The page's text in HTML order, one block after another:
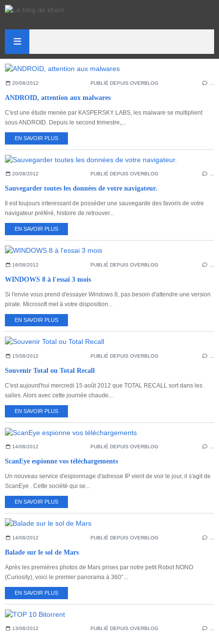
20/08/2012 PUBLIÉ DEPUIS OVERBLOG
ANDROID, attention aux malwares
C'est une étude menée par KASPERSKY LABS, les malware se multiplient
sous ANDROID. Depuis le second trimestre,...
EN SAVOIR PLUS
20/08/2012 PUBLIÉ DEPUIS OVERBLOG …
Sauvegarder toutes les données de votre navigateur.
Il est toujours interessant de posséder une sauvegarde des favoris de votre
navigateur préféré, histoire de retrouver...
EN SAVOIR PLUS
16/08/2012 PUBLIÉ DEPUIS OVERBLOG
WINDOWS 8 à l'essai 3 mois
Si l'envie vous prend d'essayer Windows 8, pas besoin d'attendre une version
pirate. Microsoft met à votre disposition...
EN SAVOIR PLUS
15/08/2012 PUBLIÉ DEPUIS OVERBLOG
Souvenir Total ou Total Recall
C'est aujourd'hui mercredi 15 août 2012 que TOTAL RECALL sort dans les
salles. Alors avec cette journée chaude...
EN SAVOIR PLUS
14/08/2012 PUBLIÉ DEPUIS OVERBLOG
ScanEye espionne vos téléchargements
Un nouveau service d'espionnage d'adresse IP vient de voir le jour, il s'agit de
ScanEye . Cette société qui se...
EN SAVOIR PLUS
14/08/2012 PUBLIÉ DEPUIS OVERBLOG
Balade sur le sol de Mars
Après les premières photos de Mars prises par notre petit Robot NONO
(Curiosity), voici le premier panorama à 360°...
EN SAVOIR PLUS
13/08/2012 PUBLIÉ DEPUIS OVERBLOG …